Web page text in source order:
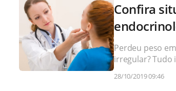
Confira
Perdeu peso
irregular? Tudo
28/10/2019 09:46